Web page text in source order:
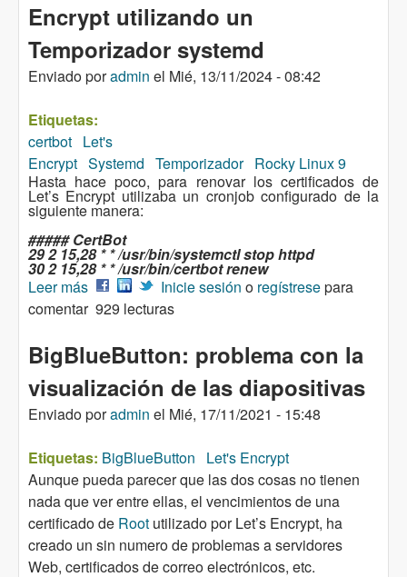
Encrypt utilizando un
Temporizador systemd
Enviado poradmin el Mié, 13/11/2024 - 08:42
Etiquetas:
certbot Let's
Encrypt Systemd Temporizador Rocky Linux 9
Hasta hace poco, para renovar los certificados de
Let’s Encrypt utilizaba un cronjob configurado de la
siguiente manera:
##### CertBot
29 2 15,28 * * /usr/bin/systemctl stop httpd
30 2 15,28 * * /usr/bin/certbot renew
Leer más sobre Renovar los certificados de Let’s Encrypt
utilizando un Temporizador systemd
Inicie sesión o regístresepara
comentar 929 lecturas
BigBlueButton: problema con la
visualización de las diapositivas
Enviado poradmin el Mié, 17/11/2021 - 15:48
Etiquetas: BigBlueButton
Let's Encrypt
Aunque pueda parecer que las dos cosas no tienen
nada que ver entre ellas, el vencimientos de una
certificado de Root utilizado por Let’s Encrypt, ha
creado un sin numero de problemas a servidores
Web, certificados de correo electrónicos, etc.